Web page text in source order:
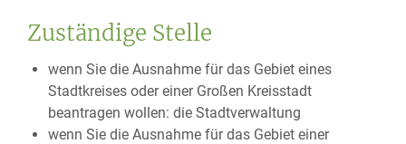
Zuständige Stelle
wenn Sie die Ausnahme für das Gebiet eines
Stadtkreises oder einer Großen Kreisstadt
beantragen wollen: die Stadtverwaltung
wenn Sie die Ausnahme für das Gebiet einer